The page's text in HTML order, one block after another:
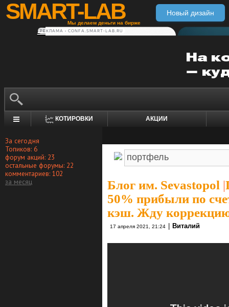
SMART-LAB
Мы делаем деньги на бирже
Новый дизайн
РЕКЛАМА • CONFA.SMART-LAB.RU
КОТИРОВКИ АКЦИИ
За сегодня
Топиков: 6
форум акций: 23
остальные форумы: 22
комментариев: 102
за месяц
Блог им. Sevastopol |
50% прибыли по
кэш. Жду
17 апреля 2021, 21:24 Виталий